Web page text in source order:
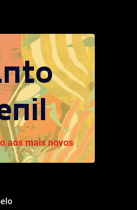
aos mais novos